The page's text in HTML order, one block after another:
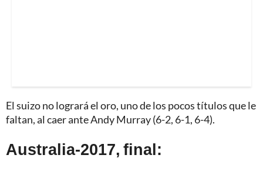
El suizo no logrará el oro, uno de los pocos títulos que le
faltan, al caer ante Andy Murray (6-2, 6-1, 6-4).
Australia-2017, final: